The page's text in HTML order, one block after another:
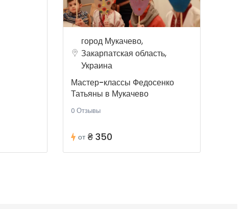
город Мукачево,
Закарпатская область,
Украина
Мастер-классы Федосенко
Татьяны в Мукачево
0 Отзывы
от ₴ 350